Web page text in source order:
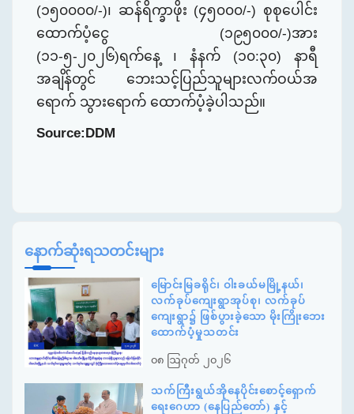
(၁၅၀၀၀၀/-)၊ ဆန်ရိက္ခာဖိုး (၄၅၀၀၀/-) စုစုပေါင်း
ထောက်ပံ့ငွေ (၁၉၅၀၀၀/-)အား
(၁၁-၅-၂၀၂၆)ရက်နေ့ ၊
နံနက် (၁၀:၃၀) နာရီ
အချိန်တွင် ဘေးသင့်ပြည်သူများလက်ဝယ်အ
ရောက် သွားရောက် ထောက်ပံ့ခဲ့ပါသည်။
Source:DDM
နောက်ဆုံးရသတင်းများ
မြောင်းမြခရိုင်၊ ဝါးခယ်မမြို့နယ်၊
လက်ခုပ်ကျေးရွာအုပ်စု၊ လက်ခုပ်
ကျေးရွာ၌ ဖြစ်ပွားခဲ့သော မိုးကြိုးဘေး
ထောက်ပံ့မှုသတင်း
၀၈ ဩဂုတ် ၂၀၂၆
သက်ကြီးရွယ်အိုနေပိုင်းစောင့်ရှောက်
ရေးဂေဟာ (နေပြည်တော်) နှင့်